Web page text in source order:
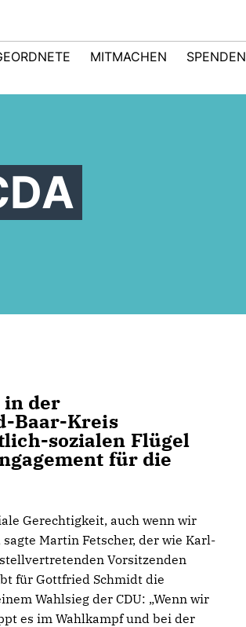
MITMACHEN SPENDEN
in der
Baar-Kreis
sozialen Flügel
für die
Gerechtigkeit, auch wenn wir
Martin Fetscher, der wie Karl-
Vorsitzenden
für Gottfried Schmidt die
Wahlsieg der CDU: „Wenn wir
es im Wahlkampf und bei der